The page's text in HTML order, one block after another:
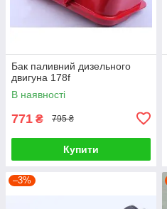
Бак паливний дизельного
двигуна 178f
В наявності
771 ₴ 795 ₴
Купити
–3%